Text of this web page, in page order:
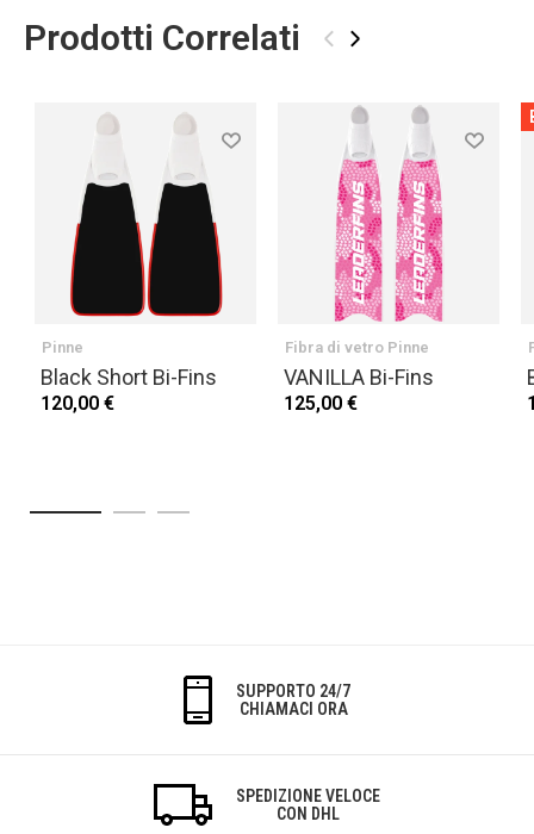
Prodotti Correlati ‹ ›
Pinne
Black Short Bi-Fins
120,00 €
Fibra di vetro Pinne
VANILLA Bi-Fins
125,00 €
SUPPORTO 24/7
CHIAMACI ORA
SPEDIZIONE VELOCE
CON DHL